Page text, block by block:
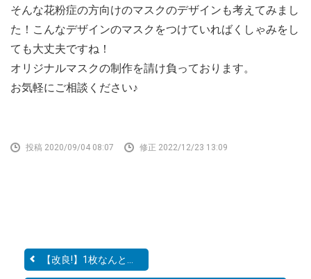
そんな花粉症の方向けのマスクのデザインも考えてみまし
た！こんなデザインのマスクをつけていればくしゃみをし
ても大丈夫ですね！
オリジナルマスクの制作を請け負っております。
お気軽にご相談ください♪
投稿 2020/09/04 08:07 修正 2022/12/23 13:09
【改良!】1枚なんと@6.9円...